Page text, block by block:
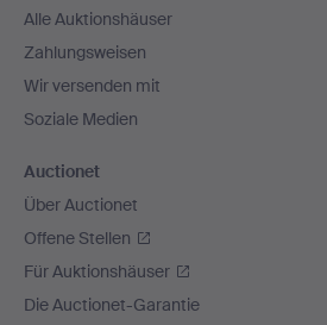
Alle Auktionshäuser
Zahlungsweisen
Wir versenden mit
Soziale Medien
Auctionet
Über Auctionet
Offene Stellen
Für Auktionshäuser
Die Auctionet-Garantie